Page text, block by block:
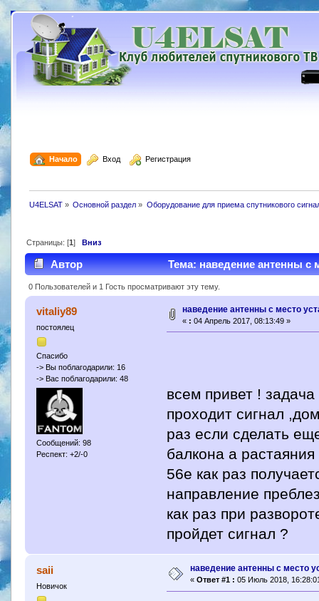
Начало Вход Регистрация
U4ELSAT» Основной раздел » Оборудование для приема спутникового
Страницы: [1] Вниз
Автор Тема: наведение антенны с
0 Пользователей и 1 Гость просматривают эту тему.
vitaliy89
постоялец
Спасибо
-> Вы поблагодарили: 16
-> Вас поблагодарили: 48
Сообщений: 98
Респект: +2/-0
наведение антенны с место
« : 04 Апрель 2017, 08:13:49 »
всем привет !
проходит сигнал
раз если сделать
балкона а
56е как раз
направление
как раз при
пройдет сигнал ?
saii
Новичок
наведение антенны с место
« Ответ #1 : 05 Июль 2018,